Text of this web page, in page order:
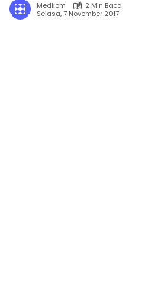
Medkom
2 Min Baca
Selasa, 7 November 2017